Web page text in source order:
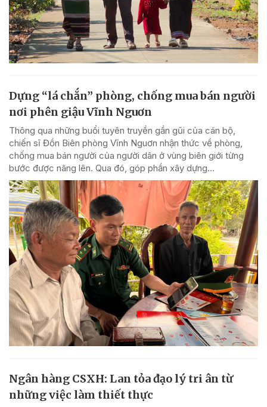
Dựng “lá chắn” phòng, chống mua bán người
nơi phên giậu Vĩnh Nguơn
Thông qua những buổi tuyên truyền gần gũi của cán bộ,
chiến sĩ Đồn Biên phòng Vĩnh Nguơn nhận thức về phòng,
chống mua bán người của người dân ở vùng biên giới từng
bước được nâng lên. Qua đó, góp phần xây dựng...
Ngân hàng CSXH: Lan tỏa đạo lý tri ân từ
những việc làm thiết thực